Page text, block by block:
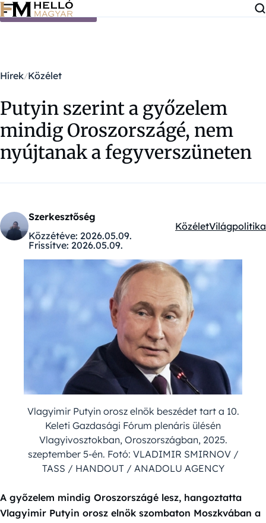
Ugrás a tartalomra
Hírek Közélet
Putyin szerint a győzelem
mindig Oroszországé, nem
nyújtanak a fegyverszüneten
Szerkesztőség
Közzétéve: 2026.05.09.
Frissítve: 2026.05.09.
Kategóriák:
KözéletVilágpolitika
Vlagyimir Putyin orosz elnök beszédet tart a 10.
Keleti Gazdasági Fórum plenáris ülésén
Vlagyivosztokban, Oroszországban, 2025.
szeptember 5-én. Fotó: VLADIMIR SMIRNOV /
TASS / HANDOUT / ANADOLU AGENCY
A győzelem mindig Oroszországé lesz, hangoztatta
Vlagyimir Putyin orosz elnök szombaton Moszkvában a